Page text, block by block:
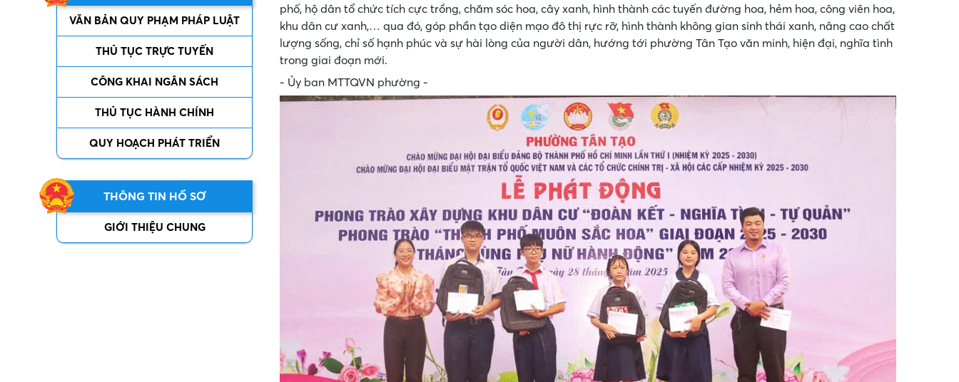
VĂN BẢN QUY PHẠM PHÁP LUẬT
THỦ TỤC TRỰC TUYẾN
CÔNG KHAI NGÂN SÁCH
THỦ TỤC HÀNH CHÍNH
QUY HOẠCH PHÁT TRIỂN
THÔNG TIN HỒ SƠ
GIỚI THIỆU CHUNG
phố, hộ dân tổ chức tích cực trồng, chăm sóc hoa, cây xanh, hình thành các tuyến đường hoa, hẻm hoa, công viên hoa,
khu dân cư xanh,… qua đó, góp phần tạo diện mạo đô thị rực rỡ, hình thành không gian sinh thái xanh, nâng cao chất
lượng sống, chỉ số hạnh phúc và sự hài lòng của người dân, hướng tới phường Tân Tạo văn minh, hiện đại, nghĩa tình
trong giai đoạn mới.
- Ủy ban MTTQVN phường -